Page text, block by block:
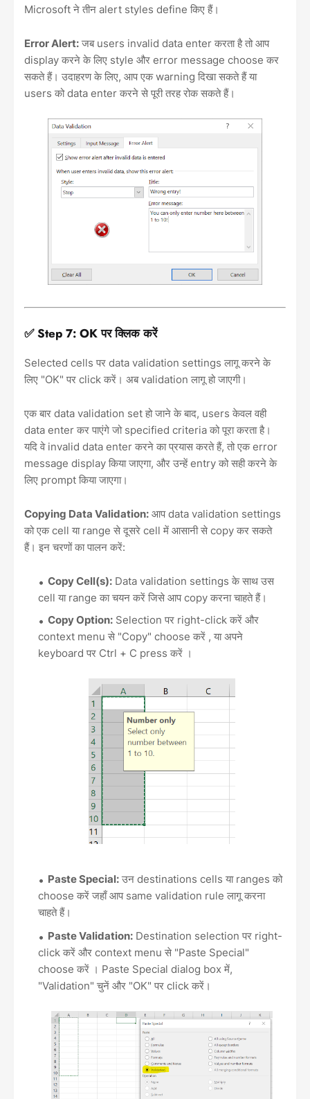
Microsoft ने तीन alert styles define किए हैं।
Error Alert: जब users invalid data enter करता है तो आप
display करने के लिए style और error message choose कर
सकते हैं। उदाहरण के लिए, आप एक warning दिखा सकते हैं या
users को data enter करने से पूरी तरह रोक सकते हैं।
✅ Step 7: OK पर क्लिक करें
Selected cells पर data validation settings लागू करने के
लिए "OK" पर click करें। अब validation लागू हो जाएगी।
एक बार data validation set हो जाने के बाद, users केवल वही
data enter कर पाएंगे जो specified criteria को पूरा करता है।
यदि वे invalid data enter करने का प्रयास करते हैं, तो एक error
message display किया जाएगा, और उन्हें entry को सही करने के
लिए prompt किया जाएगा।
Copying Data Validation: आप data validation settings
को एक cell या range से दूसरे cell में आसानी से copy कर सकते
हैं। इन चरणों का पालन करें:
Copy Cell(s): Data validation settings के साथ उस
cell या range का चयन करें जिसे आप copy करना चाहते हैं।
Copy Option: Selection पर right-click करें और
context menu से "Copy" choose करें , या अपने
keyboard पर Ctrl + C press करें ।
Paste Special: उन destinations cells या ranges को
choose करें जहाँ आप same validation rule लागू करना
चाहते हैं।
Paste Validation: Destination selection पर right-
click करें और context menu से "Paste Special"
choose करें । Paste Special dialog box में,
"Validation" चुनें और "OK" पर click करें।